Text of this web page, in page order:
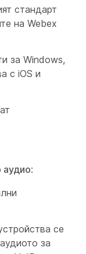
стандарт
на Webex
за Windows,
с iOS и
:
се
за